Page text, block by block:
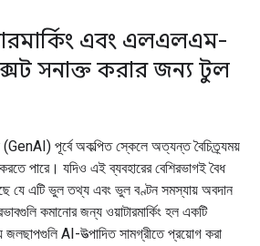
এবং এলএলএম-
সনাক্ত করার জন্য টুল
(GenAI) পূর্বে অকল্পিত স্কেলে অত্যন্ত বৈচিত্র্যময়
পারে। যদিও এই ব্যবহারের বেশিরভাগই বৈধ
যে এটি ভুল তথ্য এবং ভুল বণ্টন সমস্যায় অবদান
কমানোর জন্য ওয়াটারমার্কিং হল একটি
AI-উত্পাদিত সামগ্রীতে প্রয়োগ করা